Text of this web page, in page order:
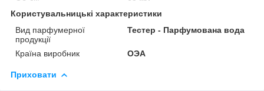
Користувальницькі характеристики
Вид парфумерної
продукції
Тестер - Парфумована вода
Країна виробник ОЭА
Приховати